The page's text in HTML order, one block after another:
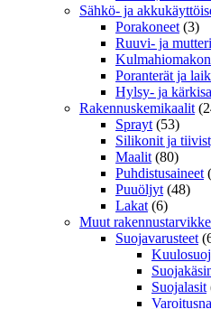
Sähkö- ja
Porakoneet (3)
Ruuvi- ja
Poranterät ja
Hylsy- ja
Rakennuskemikaalit
Sprayt (53)
Silikonit ja
Maalit (80)
Puhdistusaineet
Puuöljyt (48)
Lakat (6)
Muut
Suojavarusteet
Suojalasit